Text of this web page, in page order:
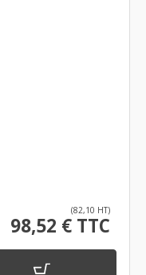
(82,10 HT)
98,52 € TTC